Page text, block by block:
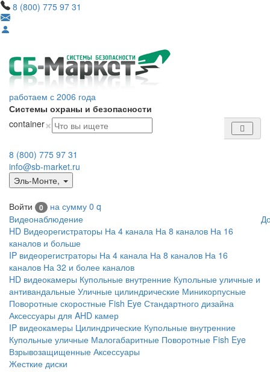
8 (800) 775 97 31
работаем с 2006 года
Системы охраны и безопасности
container×
8 (800) 775 97 31
info@sb-market.ru
Эль-Монте,
Войти 0 на сумму 0 q
Видеонаблюдение
HD Видеорегистраторы На 4 канала На 8 каналов На 16
каналов и больше
IP видеорегистраторы На 4 канала На 8 каналов На 16
каналов На 32 и более каналов
HD видеокамеры Купольные внутренние Купольные уличные и
антивандальные Уличные цилиндрические Миникорпусные
Поворотные скоростные Fish Eye Стандартного дизайна
Аксессуары для AHD камер
IP видеокамеры Цилиндрические Купольные внутренние
Купольные уличные Малогабаритные Поворотные Fish Eye
Взрывозащищенные Аксессуары
Жесткие диски